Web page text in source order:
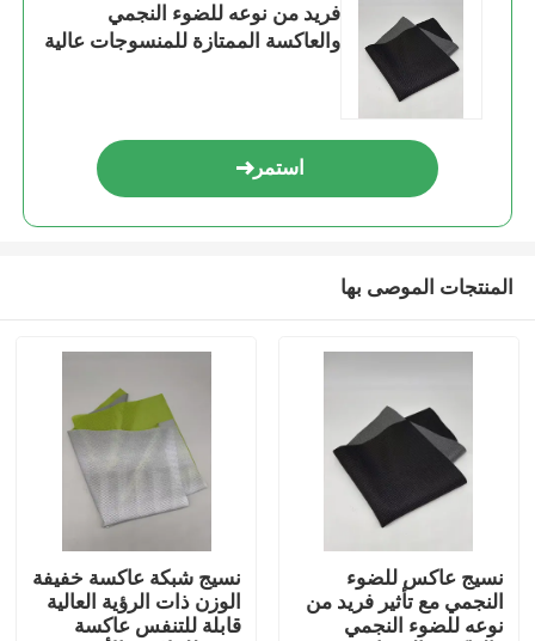
فريد من نوعه للضوء النجمي
والعاكسة الممتازة للمنسوجات عالية
استمر
المنتجات الموصى بها
نسيج عاكس للضوء
النجمي مع تأثير فريد من
نوعه للضوء النجمي
نسيج شبكة عاكسة خفيفة
الوزن ذات الرؤية العالية
قابلة للتنفس عاكسة